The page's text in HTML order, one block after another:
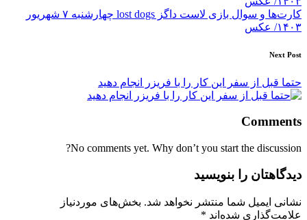
کارت‌ها و سوال بازی لاست داگز lost dogs چهارشنبه ۷ شهریور
۱۴۰۳/ عکس
Next Post
حتما قبل از سفر این کار را با فریزر انجام دهید
Comments
No comments yet. Why don’t you start the discussion?
دیدگاهتان را بنویسید
نشانی ایمیل شما منتشر نخواهد شد. بخش‌های موردنیاز
علامت‌گذاری شده‌اند *